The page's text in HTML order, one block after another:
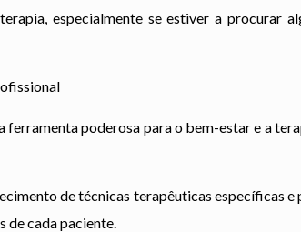
especialmente se estiver a procurar
ferramenta poderosa para o bem-estar e a
de técnicas terapêuticas específicas
de cada paciente.